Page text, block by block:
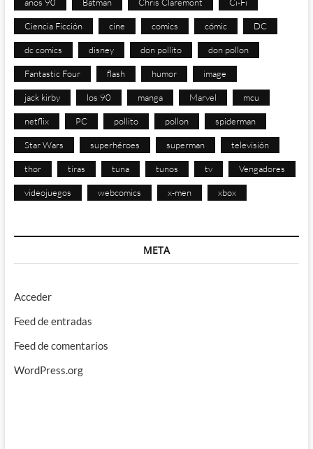
Ciencia Ficción cine comics cómic DC
dc comics disney don pollito don pollon
Fantastic Four flash humor image
jack kirby los 90 manga Marvel mcu
netflix PC pollito pollon spiderman
Star Wars superhéroes superman televisión
thor tiras tuna tunos tv Vengadores
videojuegos webcomics x-men xbox
META
Acceder
Feed de entradas
Feed de comentarios
WordPress.org